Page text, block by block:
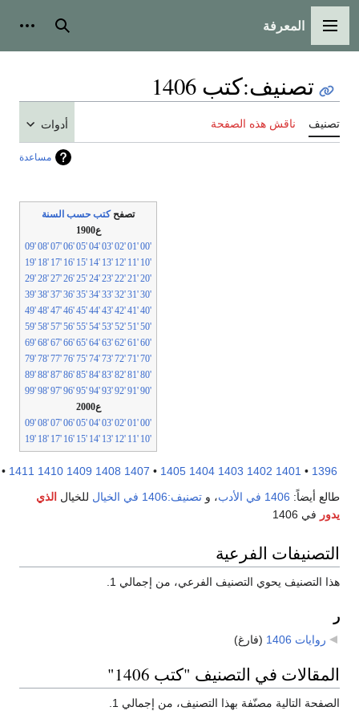
الرئيسية
المعرفة بحث أدوات
تصنيف:كتب 1406
ناقش هذه الصفحة
مساعدة
كتب حسب السنة
'03
'04
'05
'06
'07
'08
'09
'13
'14
'15
'16
'17
'18
'19
'23
'24
'25
'26
'27
'28
'29
'33
'34
'35
'36
'37
'38
'39
'43
'44
'45
'46
'47
'48
'49
'53
'54
'55
'56
'57
'58
'59
'63
'64
'65
'66
'67
'68
'69
'73
'74
'75
'76
'77
'78
'79
'83
'84
'85
'86
'87
'88
'89
'93
'94
'95
'96
'97
'98
'99
'03
'04
'05
'06
'07
'08
'09
'13
'14
'15
'16
'17
'18
'19
•
1401
1402
1403
1404
1405
•
1407
1408
1409
1410
1411
•
1416
أيضاً: 1406 في الأدب ، وتصنيف:1406 في الخيال للخيالالذي
في 1406
الفرعية
التصنيف يحوي التصنيف الفرعي، من إجمالي 1.
روايات 1406 (فارغ)
في التصنيف "كتب 1406"
التالية مصنّفة بهذا التصنيف، من إجمالي 1.